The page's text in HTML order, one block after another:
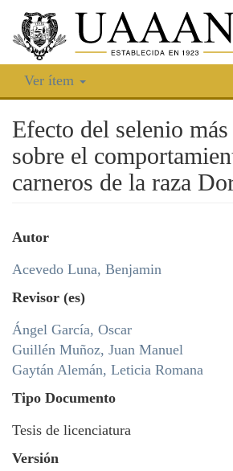
Ver ítem
Efecto del selenio
sobre el
carneros de la raza
Autor
Acevedo Luna, Benjamin
Revisor (es)
Ángel García, Oscar
Guillén Muñoz, Juan Manuel
Gaytán Alemán, Leticia Romana
Tipo Documento
Tesis de licenciatura
Versión